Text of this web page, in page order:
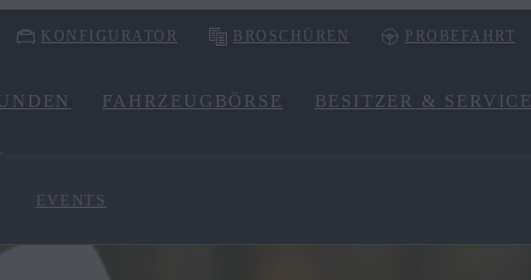
KONFIGURATOR BROSCHÜREN PROBEFAHRT
FAHRZEUGBÖRSE BESITZER & SERVICE
EVENTS